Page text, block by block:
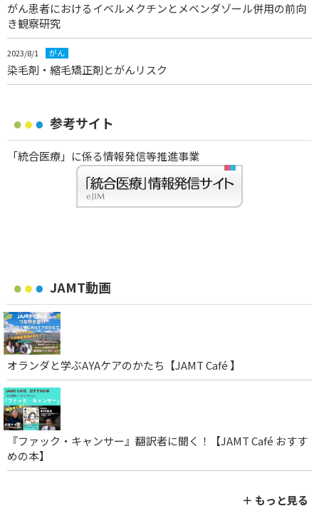
がん患者におけるイベルメクチンとメベンダゾール併用の前向
き観察研究
2023/8/1 がん
染毛剤・縮毛矯正剤とがんリスク
参考サイト
「統合医療」に係る情報発信等推進事業
JAMT動画
オランダと学ぶAYAケアのかたち【JAMT Café 】
『ファック・キャンサー』翻訳者に聞く！【JAMT Café おすす
めの本】
＋ もっと見る